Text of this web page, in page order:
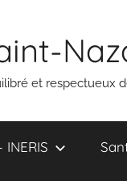
et respectueux
INERIS